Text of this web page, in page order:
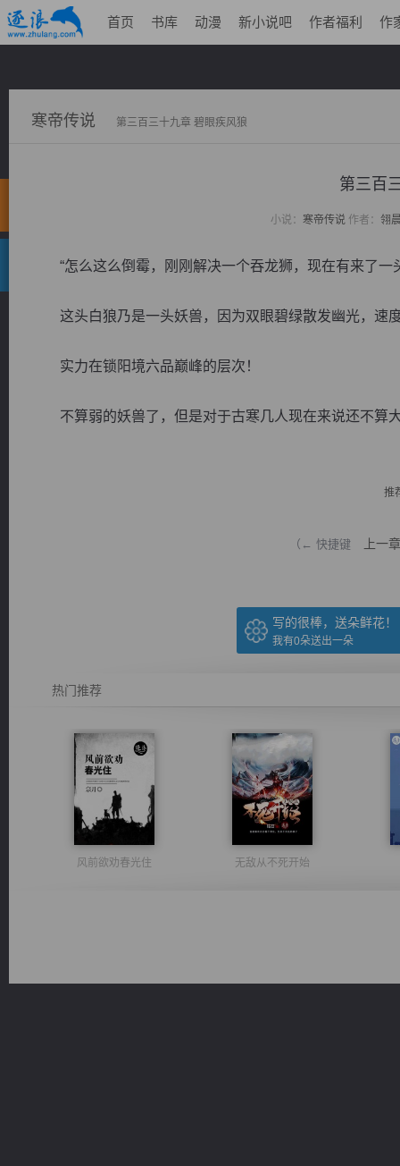
首页 书库 动漫 新小说吧 作者福利 作
寒帝传说 第三百三十九章 碧眼疾风狼
第三百
小说： 寒帝传说作者： 翎
“怎么这么倒霉，刚刚解决一个吞龙狮，现在有来了一
这头白狼乃是一头妖兽，因为双眼碧绿散发幽光，速
实力在锁阳境六品巅峰的层次！
不算弱的妖兽了，但是对于古寒几人现在来说还不算
推
（← 快捷键 上一章
写的很棒，送朵鲜花！
我有0朵送出一朵
热门推荐
风前欲劝春光住 无敌从不死开始